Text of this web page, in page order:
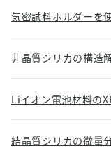
気密試料ホルダーを
非晶質シリカの構造
Liイオン電池材料の
結晶質シリカの微量